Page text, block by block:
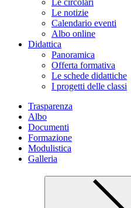
Le circolari
Le notizie
Calendario eventi
Albo online
Didattica
Panoramica
Offerta formativa
Le schede didattiche
I progetti delle classi
Trasparenza
Albo
Documenti
Formazione
Modulistica
Galleria